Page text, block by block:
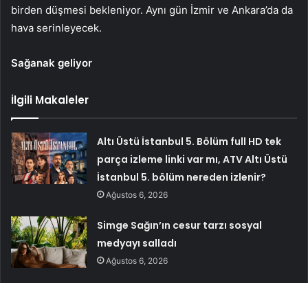
birden düşmesi bekleniyor. Aynı gün İzmir ve Ankara’da da
hava serinleyecek.
Sağanak geliyor
İlgili Makaleler
Altı Üstü İstanbul 5. Bölüm full HD tek
parça izleme linki var mı, ATV Altı Üstü
İstanbul 5. bölüm nereden izlenir?
Ağustos 6, 2026
Simge Sağın’ın cesur tarzı sosyal
medyayı salladı
Ağustos 6, 2026